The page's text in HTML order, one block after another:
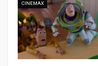
CINEMAX